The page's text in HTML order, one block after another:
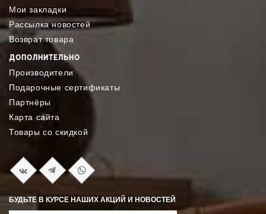
Мои закладки
Рассылка новостей
Возврат товара
ДОПОЛНИТЕЛЬНО
Производители
Подарочные сертификаты
Партнёры
Карта сайта
Товары со скидкой
БУДЬТЕ В КУРСЕ НАШИХ АКЦИЙ И НОВОСТЕЙ